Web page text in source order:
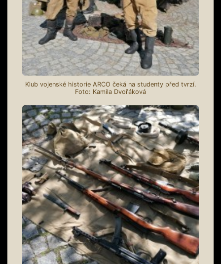
Klub vojenské historie ARCO čeká na studenty před tvrzí.
Foto: Kamila Dvořáková